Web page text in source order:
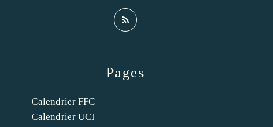
Pages
Calendrier FFC
Calendrier UCI